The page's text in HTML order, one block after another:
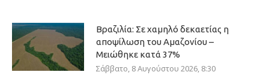
Βραζιλία: Σε χαμηλό δεκαετίας η
αποψίλωση του Αμαζονίου –
Μειώθηκε κατά 37%
Σάββατο, 8 Αυγούστου 2026, 8:30